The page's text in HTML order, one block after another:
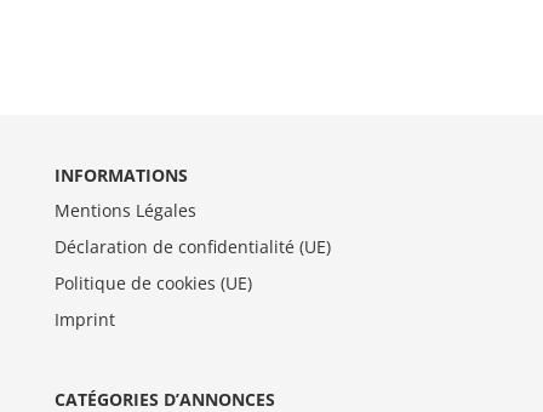
INFORMATIONS
Mentions Légales
Déclaration de confidentialité (UE)
Politique de cookies (UE)
Imprint
CATÉGORIES D’ANNONCES